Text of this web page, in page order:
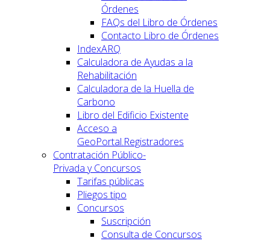
Órdenes
FAQs del Libro de Órdenes
Contacto Libro de Órdenes
IndexARQ
Calculadora de Ayudas a la
Rehabilitación
Calculadora de la Huella de
Carbono
Libro del Edificio Existente
Acceso a
GeoPortal.Registradores
Contratación Público-
Privada y Concursos
Tarifas públicas
Pliegos tipo
Concursos
Suscripción
Consulta de Concursos